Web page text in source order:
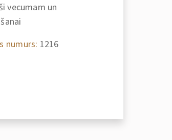
vecumam un
numurs: 1216